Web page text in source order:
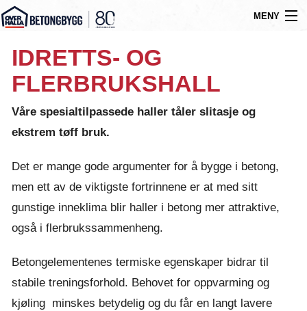
MENY
Byggtyper
Produkter
Referanser
Nyheter
Kontakt
innholdet
IDRETTS- OG
FLERBRUKSHALL
Våre spesialtilpassede haller tåler slitasje og
ekstrem tøff bruk.
Det er mange gode argumenter for å bygge i betong,
men ett av de viktigste fortrinnene er at med sitt
gunstige inneklima blir haller i betong mer attraktive,
også i flerbrukssammenheng.
Betongelementenes termiske egenskaper bidrar til
stabile treningsforhold. Behovet for oppvarming og
kjøling minskes betydelig og du får en langt lavere